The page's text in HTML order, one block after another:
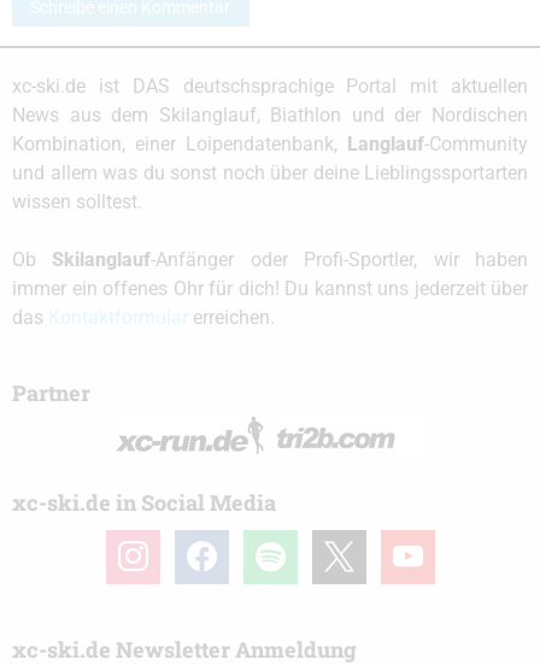
Schreibe einen Kommentar
xc-ski.de ist DAS deutschsprachige Portal mit aktuellen
News aus dem Skilanglauf, Biathlon und der Nordischen
Kombination, einer Loipendatenbank, Langlauf-Community
und allem was du sonst noch über deine Lieblingssportarten
wissen solltest.
Ob Skilanglauf-Anfänger oder Profi-Sportler, wir haben
immer ein offenes Ohr für dich! Du kannst uns jederzeit über
das
erreichen.
Partner
xc-ski.de in Social Media
instagramfacebook spotify youtube
xc-ski.de Newsletter Anmeldung